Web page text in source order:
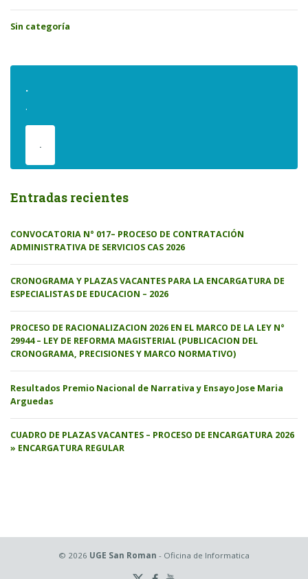
Sin categoría
.
.
.
Entradas recientes
CONVOCATORIA N° 017– PROCESO DE CONTRATACIÓN
ADMINISTRATIVA DE SERVICIOS CAS 2026
CRONOGRAMA Y PLAZAS VACANTES PARA LA ENCARGATURA DE
ESPECIALISTAS DE EDUCACION – 2026
PROCESO DE RACIONALIZACION 2026 EN EL MARCO DE LA LEY N°
29944 – LEY DE REFORMA MAGISTERIAL (PUBLICACION DEL
CRONOGRAMA, PRECISIONES Y MARCO NORMATIVO)
Resultados Premio Nacional de Narrativa y Ensayo Jose Maria
Arguedas
CUADRO DE PLAZAS VACANTES – PROCESO DE ENCARGATURA 2026
» ENCARGATURA REGULAR
© 2026 UGE San Roman - Oficina de Informatica